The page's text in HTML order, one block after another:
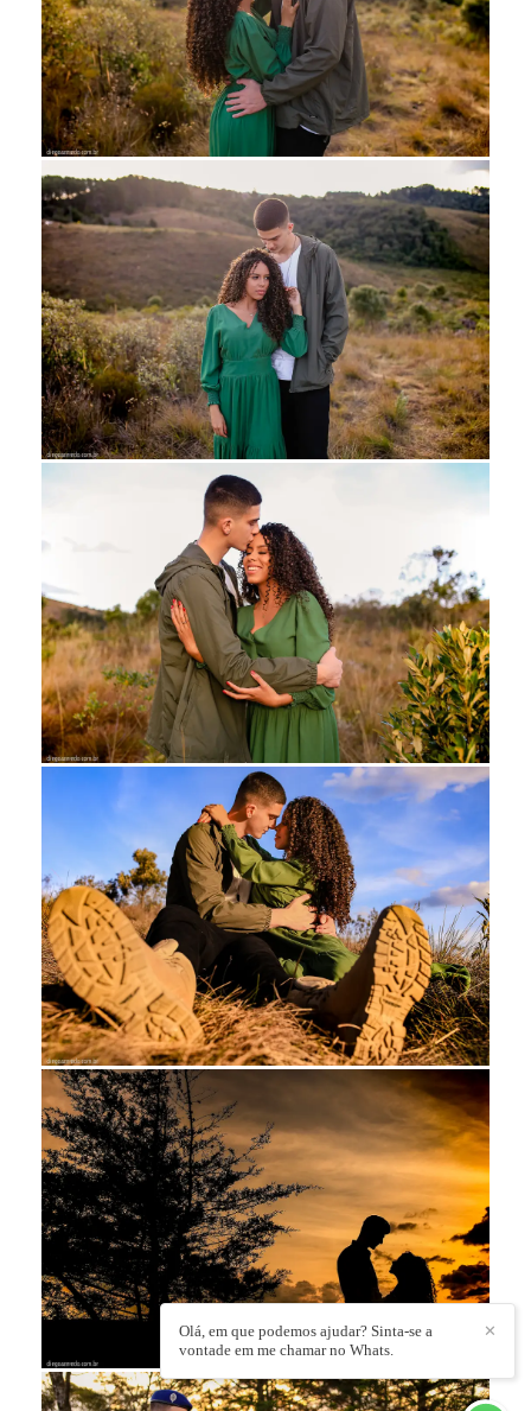
✕
Olá, em que podemos ajudar? Sinta-se a
vontade em me chamar no Whats.